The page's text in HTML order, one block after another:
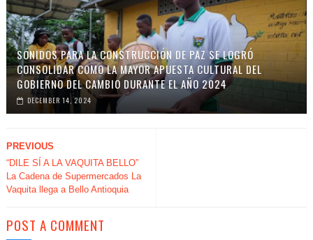
SONIDOS PARA LA CONSTRUCCIÓN DE PAZ SE LOGRÓ
CONSOLIDAR COMO LA MAYOR APUESTA CULTURAL DEL
GOBIERNO DEL CAMBIO DURANTE EL AÑO 2024
DECEMBER 14, 2024
PREVIOUS
“DILE SÍ A LA VAQUITA BELLO”
La Cadena de Supermercados La
Vaquita llega a Bello Antioquia
POST A COMMENT